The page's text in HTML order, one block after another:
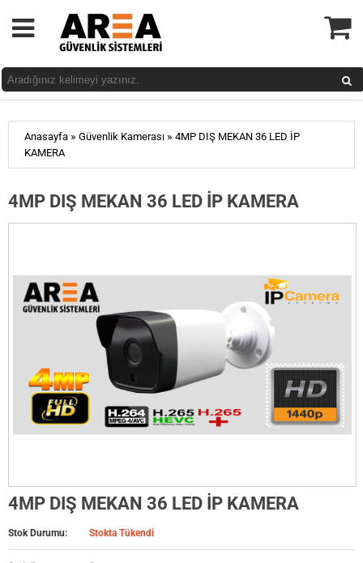
Anasayfa » Güvenlik Kamerası » 4MP DIŞ MEKAN 36 LED İP
KAMERA
4MP DIŞ MEKAN 36 LED İP KAMERA
4MP DIŞ MEKAN 36 LED İP KAMERA
Stok Durumu: Stokta Tükendi